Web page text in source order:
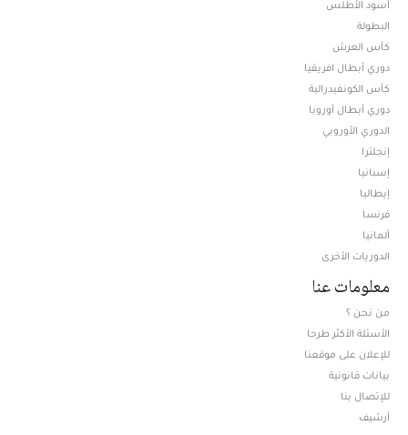
أسود الأطلس
البطولة
كأس العرش
دوري أبطال افريقيا
كأس الكونفيدرالية
دوري أبطال أوروبا
الدوري الأوروبي
إنجلترا
إسبانيا
إيطاليا
فرنسا
ألمانيا
الدوريات الأخرى
معلومات عنا
من نحن ؟
الأسئلة الأكثر طرحا
للإعلان على موقعنا
بيانات قانونية
للإتصال بنا
أرشيف